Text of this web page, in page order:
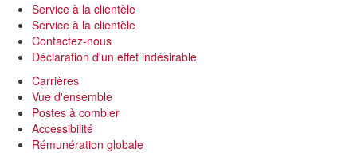
Service à la clientèle
Service à la clientèle
Contactez-nous
Déclaration d'un effet indésirable
Carrières
Vue d'ensemble
Postes à combler
Accessibilité
Rémunération globale